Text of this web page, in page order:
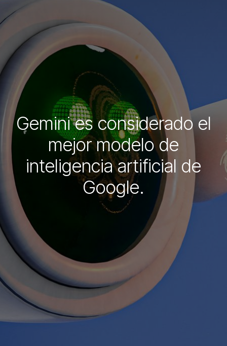
Gemini es considerado el
mejor modelo de
inteligencia artificial de
Google.